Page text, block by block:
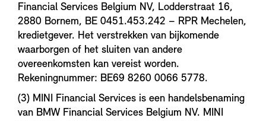
Financial Services Belgium NV, Lodderstraat 16,
2880 Bornem, BE 0451.453.242 – RPR Mechelen,
kredietgever. Het verstrekken van bijkomende
waarborgen of het sluiten van andere
overeenkomsten kan vereist worden.
Rekeningnummer: BE69 8260 0066 5778.
(3) MINI Financial Services is een handelsbenaming
van BMW Financial Services Belgium NV. MINI